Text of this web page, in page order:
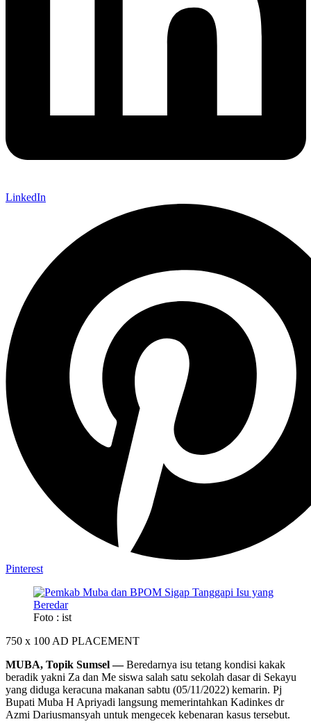
LinkedIn
Pinterest
Foto : ist
750 x 100 AD PLACEMENT
MUBA, Topik Sumsel —Beredarnya isu tetang kondisi kakak
beradik yakni Za dan Me siswa salah satu sekolah dasar di Sekayu
yang diduga keracuna makanan sabtu (05/11/2022) kemarin. Pj
Bupati Muba H Apriyadi langsung memerintahkan Kadinkes dr
Azmi Dariusmansyah untuk mengecek kebenaran kasus tersebut.